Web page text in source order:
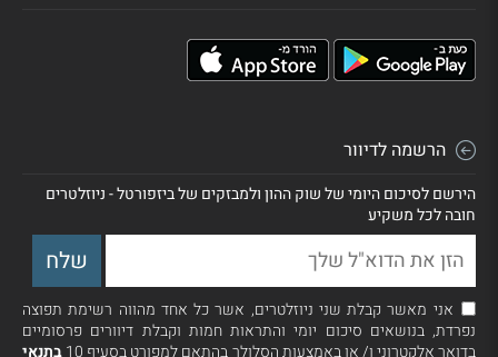
הרשמה לדיוור
הירשם לסיכום היומי של שוק ההון ולמבזקים של ביזפורטל - ניוזלטרים
חובה לכל משקיע
אני מאשר קבלת שני ניוזלטרים, אשר כל אחד מהווה רשימת תפוצה
נפרדת, בנושאים סיכום יומי והתראות חמות וקבלת דיוורים פרסומיים
בדואר אלקטרוני ו/ או באמצעות הסלולר בהתאם למפורט בסעיף 10
בתנאי